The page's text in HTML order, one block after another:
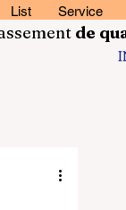
List Service
de